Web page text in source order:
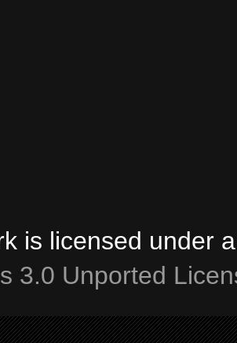
is licensed under
3.0 Unported